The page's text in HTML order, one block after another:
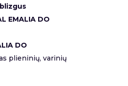
EMALIA DO
DO
plieninių, varinių